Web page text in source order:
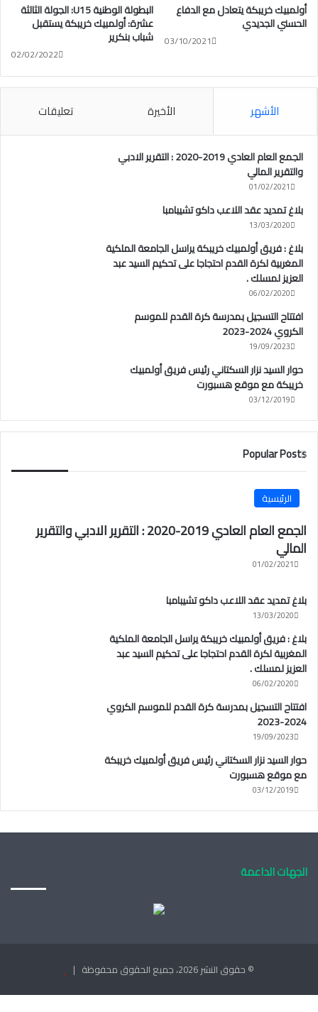
البطولة الوطنية U15: الجولة الثالثة
عشرة: أولمبيك خريبكة يستقبل
شباب بنكرير
02/02/2022
أولمبيك خريبكة يتعادل مع الدفاع
الحسني الجديدي
03/10/2021
الأشهر الأخيرة تعليقات
الجمع العام العادي 2019-2020 : التقرير الادبي
والتقرير المالي
01/02/2021
بلاغ تمديد عقد اللاعب داكو تشيبامبا
13/03/2020
بلاغ : فريق أولمبيك خريبكة يراسل الجامعة الملكية
المغربية لكرة القدم احتجاجا على تحكيم السيد عبد
العزيز لمسلك .
06/02/2020
افتتاح التسجيل بمدرسة كرة القدم للموسم
الكروي 2024-2023
19/09/2023
حوار السيد نزار السكتاني رئيس فريق أولمبيك
خريبكة مع موقع هسبورت
03/12/2019
Popular Posts
الرئيسية
الجمع العام العادي 2019-2020 : التقرير الادبي والتقرير
المالي
01/02/2021
بلاغ تمديد عقد اللاعب داكو تشيبامبا
13/03/2020
بلاغ : فريق أولمبيك خريبكة يراسل الجامعة الملكية
المغربية لكرة القدم احتجاجا على تحكيم السيد عبد
العزيز لمسلك .
06/02/2020
افتتاح التسجيل بمدرسة كرة القدم للموسم الكروي
2024-2023
19/09/2023
حوار السيد نزار السكتاني رئيس فريق أولمبيك خريبكة
مع موقع هسبورت
03/12/2019
الجهات الداعمة
© حقوق النشر 2026، جميع الحقوق محفوظة |